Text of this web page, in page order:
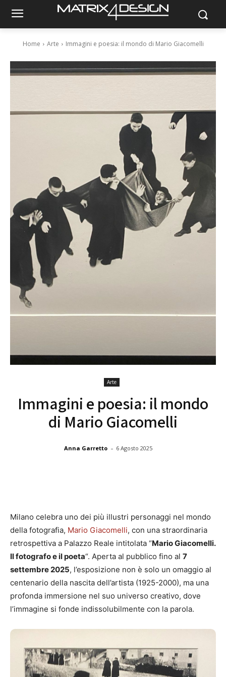
Home Arte Immagini e poesia: il mondo di Mario Giacomelli
Arte
Immagini e poesia: il mondo
di Mario Giacomelli
Anna Garretto - 6 Agosto 2025
Milano celebra uno dei più illustri personaggi nel mondo
della fotografia, Mario Giacomelli, con una straordinaria
retrospettiva a Palazzo Reale intitolata “Mario Giacomelli.
Il fotografo e il poeta“. Aperta al pubblico fino al 7
settembre 2025, l’esposizione non è solo un omaggio al
centenario della nascita dell’artista (1925-2000), ma una
profonda immersione nel suo universo creativo, dove
l’immagine si fonde indissolubilmente con la parola.